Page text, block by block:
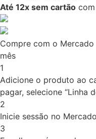
Até 12x sem cartão
Compre com o
mês
1
Adicione o produto ao
pagar, selecione “Linha
2
Inicie sessão no
3